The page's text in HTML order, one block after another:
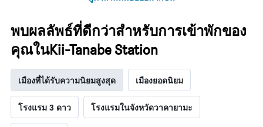
พบผลลัพธ์ที่ดีกว่าสำหรับการเข้าพักของ
คุณในKii-Tanabe Station
เมืองที่ได้รับความนิยมสูงสุด เมืองยอดนิยม
โรงแรม 3 ดาว โรงแรมในจังหวัดวาคายามะ